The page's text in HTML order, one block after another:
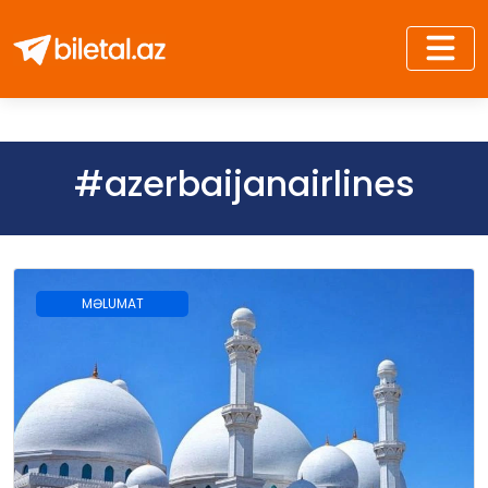
#azerbaijanairlines
MƏLUMAT